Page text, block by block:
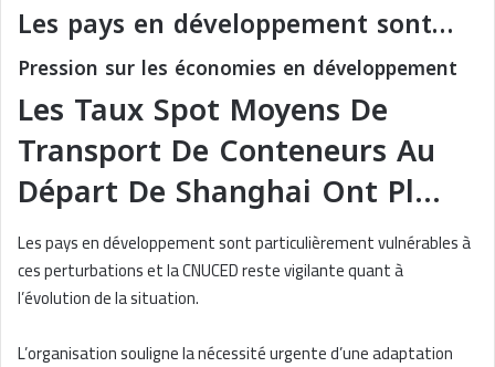
Les pays en développement sont…
Pression sur les économies en développement
Les Taux Spot Moyens De
Transport De Conteneurs Au
Départ De Shanghai Ont Pl…
Les pays en développement sont particulièrement vulnérables à
ces perturbations et la CNUCED reste vigilante quant à
l’évolution de la situation.
L’organisation souligne la nécessité urgente d’une adaptation